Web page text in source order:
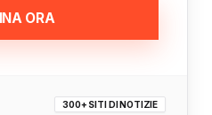
ORA
300+ SITI DI NOTIZIE